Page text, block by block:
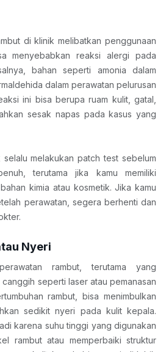
di klinik melibatkan penggunaan
menyebabkan reaksi alergi pada
bahan seperti amonia dalam
dalam perawatan pelurusan
ini bisa berupa ruam kulit, gatal,
sesak napas pada kasus yang
melakukan patch test sebelum
terutama jika kamu memiliki
kimia atau kosmetik. Jika kamu
perawatan, segera berhenti dan
Nyeri
rambut, terutama yang
seperti laser atau pemanasan
rambut, bisa menimbulkan
sedikit nyeri pada kulit kepala.
karena suhu tinggi yang digunakan
rambut atau memperbaiki struktur